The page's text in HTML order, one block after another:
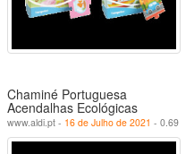
Chaminé Portuguesa
Acendalhas Ecológicas
www.aldi.pt - 16 de Julho de 2021 - 0.69